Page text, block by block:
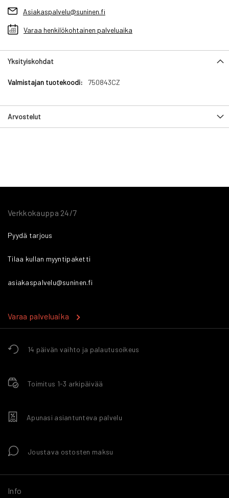
Asiakaspalvelu@suninen.fi
Varaa henkilökohtainen palveluaika
Yksityiskohdat
Yksityiskohdat 750843CZ
Arvostelut
14 päivän vaihto ja palautusoikeus
Toimitus 1-3 arkipäivää
Apunasi asiantunteva palvelu
Joustava ostosten maksu
Info
Verkkokauppa 24/7
Pyydä tarjous
Tilaa kullan myyntipaketti
asiakaspalvelu@suninen.fi
Varaa palveluaika